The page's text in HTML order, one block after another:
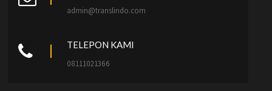
admin@translindo.com
TELEPON KAMI
08111021366